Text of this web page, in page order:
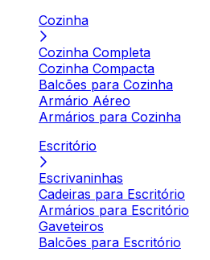
Cozinha
Cozinha Completa
Cozinha Compacta
Balcões para Cozinha
Armário Aéreo
Armários para Cozinha
Escritório
Escrivaninhas
Cadeiras para Escritório
Armários para Escritório
Gaveteiros
Balcões para Escritório